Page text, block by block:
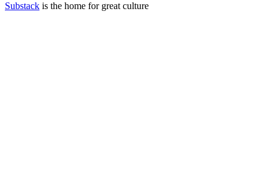
Substack is the home for great culture